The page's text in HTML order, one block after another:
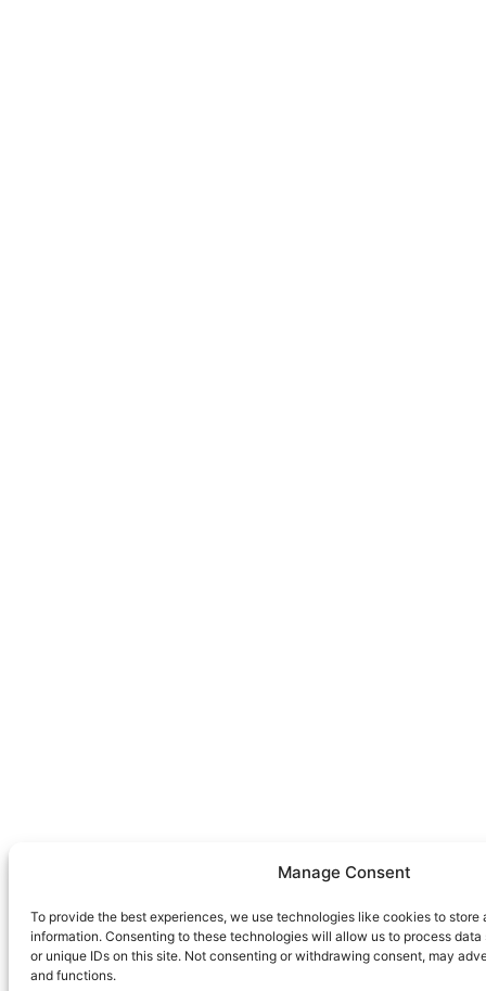
Manage Consent
To provide the best experiences, we use technologies like cookies to
information. Consenting to these technologies will allow us to process
or unique IDs on this site. Not consenting or withdrawing consent, may
and functions.